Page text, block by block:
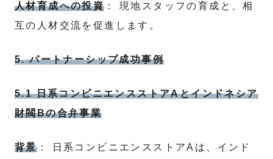
人材育成への投資 ： 現地スタッフの育成と、相
互の人材交流を促進します。
5. パートナーシップ成功事例
5.1 日系コンビニエンスストアAとインドネシア
財閥Bの合弁事業
背景： 日系コンビニエンスストアAは、インド